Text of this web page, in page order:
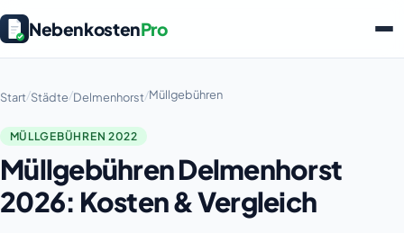
NebenkostenPro
Start/Städte/Delmenhorst/Müllgebühren
MÜLLGEBÜHREN 2022
Müllgebühren Delmenhorst
2026: Kosten & Vergleich